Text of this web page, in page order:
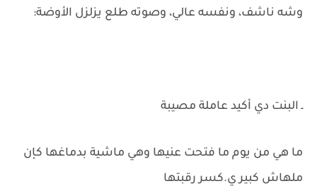
وشه ناشف، ونفسه عالي، وصوته طلع يزلزل الأوضة:
ـ البنت دي أكيد عاملة مصيبة
ما هي من يوم ما فتحت عنيها وهي ماشية بدماغها كإن
ملهاش كبير ي.كسر رقبتها